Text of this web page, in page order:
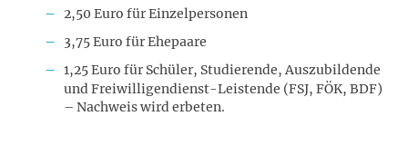
2,50 Euro für Einzelpersonen
3,75 Euro für Ehepaare
1,25 Euro für Schüler, Studierende, Auszubildende
und Freiwilligendienst-Leistende (FSJ, FÖK, BDF)
– Nachweis wird erbeten.